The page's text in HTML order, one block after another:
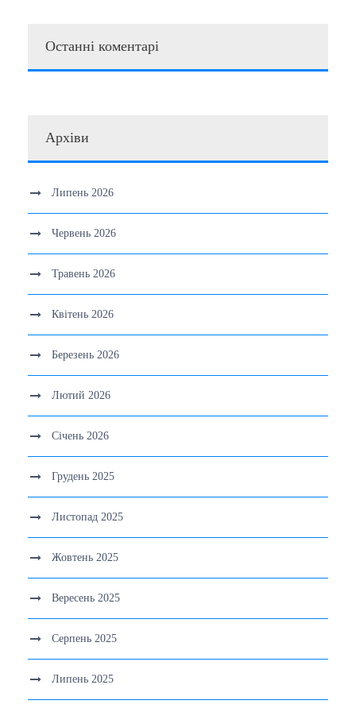
Останні коментарі
Архіви
Липень 2026
Червень 2026
Травень 2026
Квітень 2026
Березень 2026
Лютий 2026
Січень 2026
Грудень 2025
Листопад 2025
Жовтень 2025
Вересень 2025
Серпень 2025
Липень 2025